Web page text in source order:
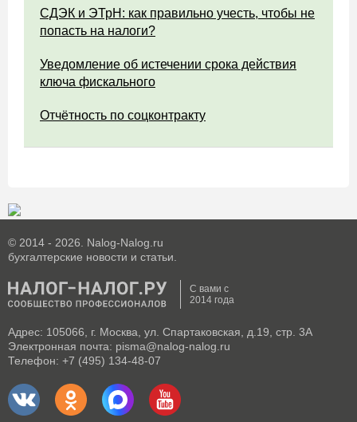
СДЭК и ЭТрН: как правильно учесть, чтобы не
попасть на налоги?
Уведомление об истечении срока действия
ключа фискального
Отчётность по соцконтракту
© 2014 - 2026. Nalog-Nalog.ru
бухгалтерские новости и статьи.
С вами с
2014 года
Адрес: 105066, г. Москва, ул. Спартаковская, д.19, стр. 3А
Электронная почта: pisma@nalog-nalog.ru
Телефон: +7 (495) 134-48-07